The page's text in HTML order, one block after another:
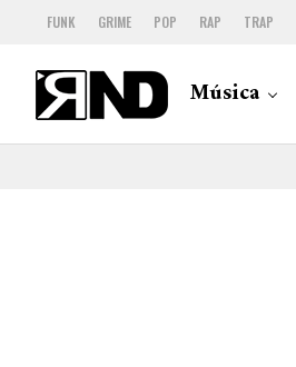
FUNK GRIME POP RAP TRAP
Música